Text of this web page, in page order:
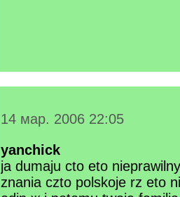
14 мар. 2006 22:05
yanchick
ja dumaju cto eto
znania czto polskoje rz eto